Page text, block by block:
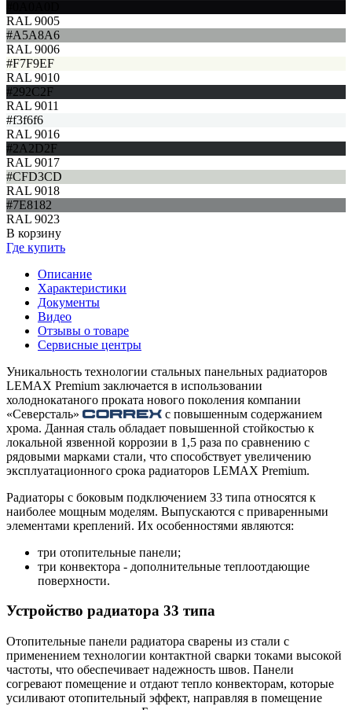
RAL 9005
#A5A8A6
RAL 9006
#F7F9EF
RAL 9010
#292C2F
RAL 9011
#f3f6f6
RAL 9016
#2A2D2F
RAL 9017
#CFD3CD
RAL 9018
#7E8182
RAL 9023
В корзину
Где купить
Описание
Характеристики
Документы
Видео
Отзывы о товаре
Сервисные центры
Уникальность технологии стальных панельных радиаторов
LEMAX Premium заключается в использовании
холоднокатаного проката нового поколения компании
«Северсталь»
с повышенным содержанием
хрома. Данная сталь обладает повышенной стойкостью к
локальной язвенной коррозии в 1,5 раза по сравнению с
рядовыми марками стали, что способствует увеличению
эксплуатационного срока радиаторов LEMAX Premium.
Радиаторы с боковым подключением 33 типа относятся к
наиболее мощным моделям. Выпускаются с приваренными
элементами креплений. Их особенностями являются:
три отопительные панели;
три конвектора - дополнительные теплоотдающие
поверхности.
Устройство радиатора 33 типа
Отопительные панели радиатора сварены из стали с
применением технологии контактной сварки токами высокой
частоты, что обеспечивает надежность швов. Панели
согревают помещение и отдают тепло конвекторам, которые
усиливают отопительный эффект, направляя в помещение